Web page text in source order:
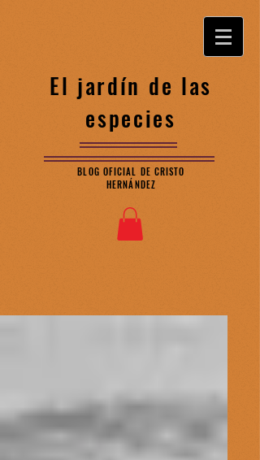
El jardín de las
especies
BLOG OFICIAL DE CRISTO
HERNÁNDEZ